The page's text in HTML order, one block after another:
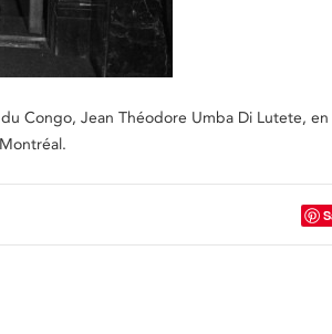
Congo, Jean Théodore Umba Di Lutete, en